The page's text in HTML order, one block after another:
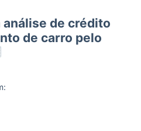
análise de crédito
de carro pelo